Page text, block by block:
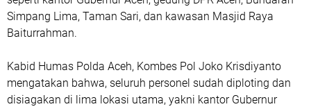
Simpang Lima, Taman Sari, dan kawasan Masjid Raya
Baiturrahman.
Kabid Humas Polda Aceh, Kombes Pol Joko Krisdiyanto
mengatakan bahwa, seluruh personel sudah diploting dan
disiagakan di lima lokasi utama, yakni kantor Gubernur